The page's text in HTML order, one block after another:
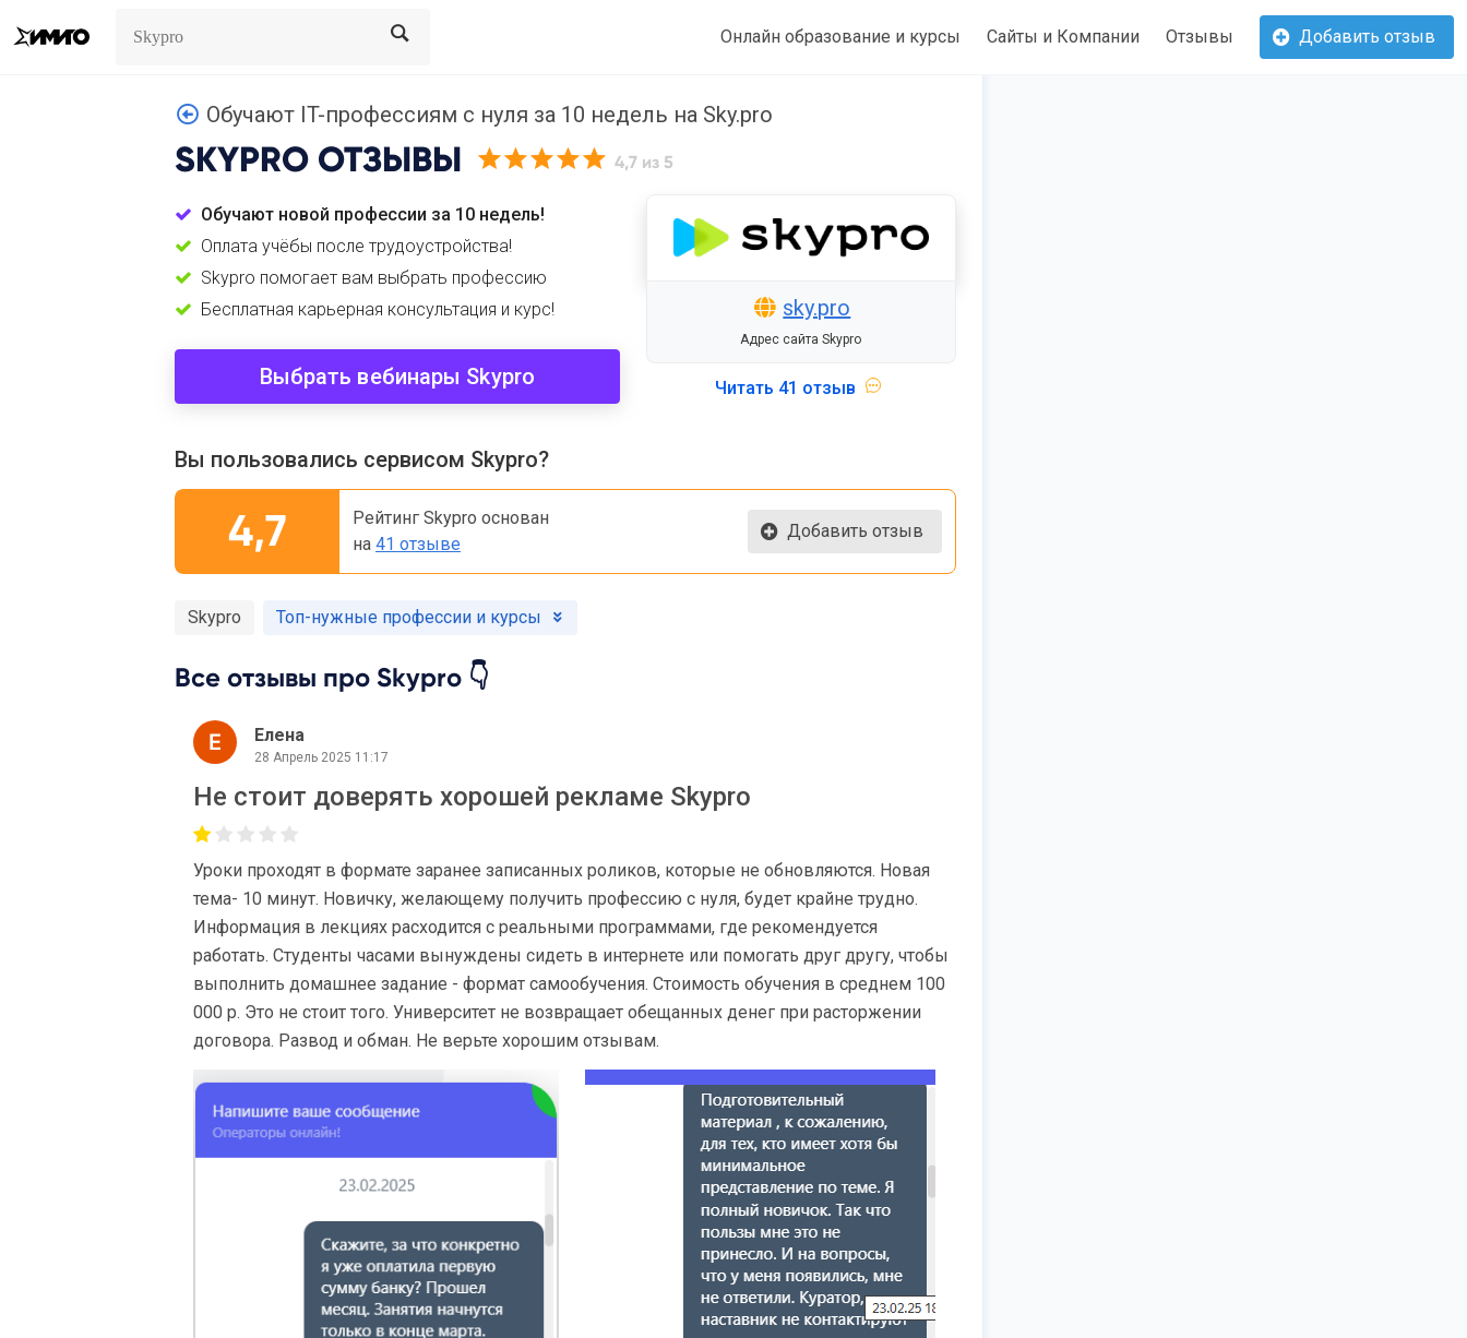
Search Онлайн образование и курсы Сайты и Компании Отзывы Добавить отзыв
Обучают IT-профессиям с нуля за 10 недель на Sky.pro
SKYPRO ОТЗЫВЫ 4,7 из 5
Обучают новой профессии за 10 недель!
Оплата учёбы после трудоустройства!
Skypro помогает вам выбрать профессию
Бесплатная карьерная консультация и курс!
Выбрать вебинары Skypro
sky.pro
Адрес сайта Skypro
Читать 41 отзыв
Вы пользовались сервисом Skypro?
4,7
Рейтинг Skypro основан
на 41 отзыве
Добавить отзыв
Skypro Топ-нужные профессии и курсы
Все отзывы про Skypro 👇
Елена
28 Апрель 2025 11:17
Не стоит доверять хорошей рекламе Skypro
Уроки проходят в формате заранее записанных роликов, которые не обновляются. Новая
тема- 10 минут. Новичку, желающему получить профессию с нуля, будет крайне трудно.
Информация в лекциях расходится с реальными программами, где рекомендуется
работать. Студенты часами вынуждены сидеть в интернете или помогать друг другу, чтобы
выполнить домашнее задание - формат самообучения. Стоимость обучения в среднем 100
000 р. Это не стоит того. Университет не возвращает обещанных денег при расторжении
договора. Развод и обман. Не верьте хорошим отзывам.